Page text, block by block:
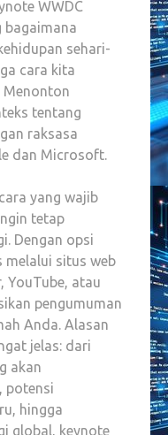
WWDC
bagaimana
sehari-
cara kita
Menonton
tentang
raksasa
dan Microsoft.
yang wajib
tetap
Dengan opsi
melalui situs web
YouTube, atau
pengumuman
Anda. Alasan
jelas: dari
akan
potensi
hingga
global, keynote